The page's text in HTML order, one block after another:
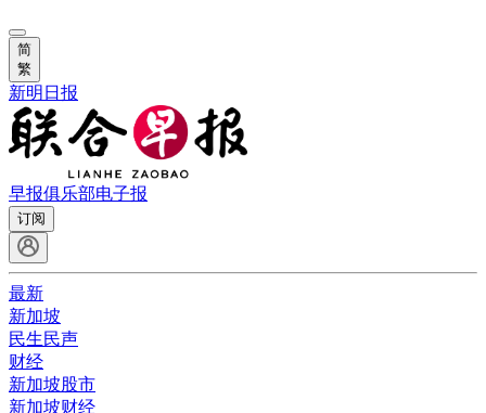
简
繁
新明日报
早报俱乐部电子报
订阅
最新
新加坡
民生民声
财经
新加坡股市
新加坡财经